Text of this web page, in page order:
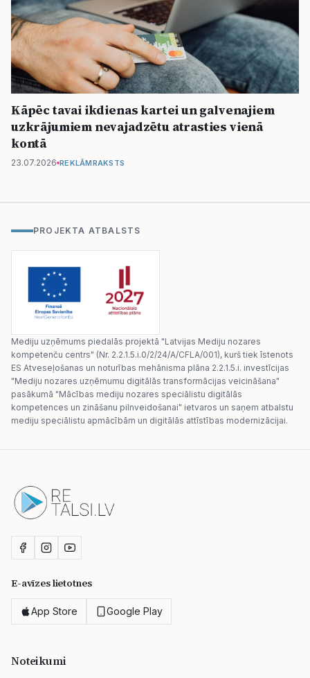
Kāpēc tavai ikdienas kartei un galvenajiem
uzkrājumiem nevajadzētu atrasties vienā
kontā
23.07.2026 REKLĀMRAKSTS
PROJEKTA ATBALSTS
Mediju uzņēmums piedalās projektā "Latvijas Mediju nozares
kompetenču centrs" (Nr. 2.2.1.5.i.0/2/24/A/CFLA/001), kurš tiek īstenots
ES Atveseļošanas un noturības mehānisma plāna 2.2.1.5.i. investīcijas
"Mediju nozares uzņēmumu digitālās transformācijas veicināšana"
pasākumā "Mācības mediju nozares speciālistu digitālās
kompetences un zināšanu pilnveidošanai" ietvaros un saņem atbalstu
mediju speciālistu apmācībām un digitālās attīstības modernizācijai.
E-avīzes lietotnes
App Store Google Play
Noteikumi